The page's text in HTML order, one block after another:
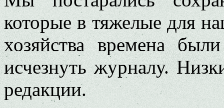
которые в тяжелые для
хозяйства времена
исчезнуть журналу.
редакции.